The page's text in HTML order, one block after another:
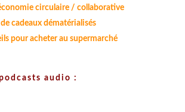
circulaire / collaborative
cadeaux dématérialisés
pour acheter au supermarché
audio :